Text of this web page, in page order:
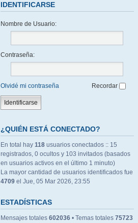
IDENTIFICARSE
Nombre de Usuario:
Contraseña:
Olvidé mi contraseña Recordar
¿QUIÉN ESTÁ CONECTADO?
En total hay 118 usuarios conectados :: 15
registrados, 0 ocultos y 103 invitados (basados
en usuarios activos en el último 1 minuto)
La mayor cantidad de usuarios identificados fue
4709 el Jue, 05 Mar 2026, 23:55
ESTADÍSTICAS
Mensajes totales 602036 • Temas totales 75723